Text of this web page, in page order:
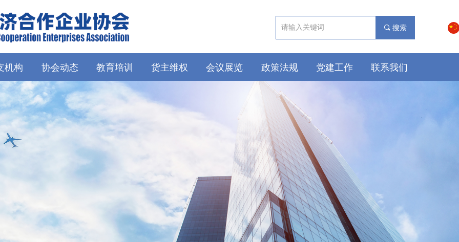
끠 搜索
机构 协会动态 教育培训 货主维权 会议展览 政策法规 党建工作 联系我们